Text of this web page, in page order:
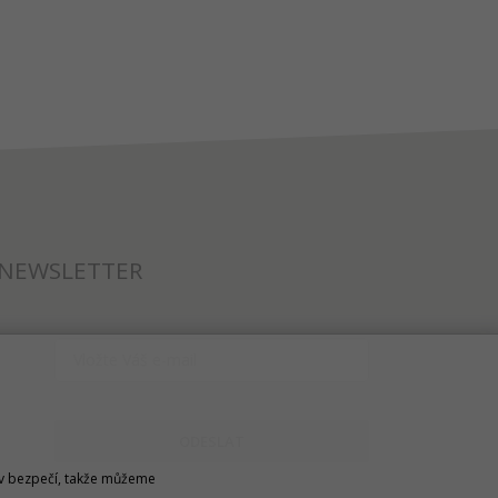
NEWSLETTER
bezpečí, takže můžeme